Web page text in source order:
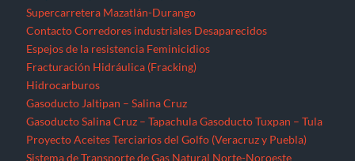
Minería
Minería en el Cerro de San Pedro
Minería en el Istmo de Tehuantepec
MorelosNayaritNOTICIASNoticias Nacionales
OaxacaPalabras del EZLN
Parques eólicos
Corredor Eólico del Istmo de Tehuantepec
Parque Eólico Dzilam de Bravo (Yucatán)
Parques Eólicos en Baja California Norte